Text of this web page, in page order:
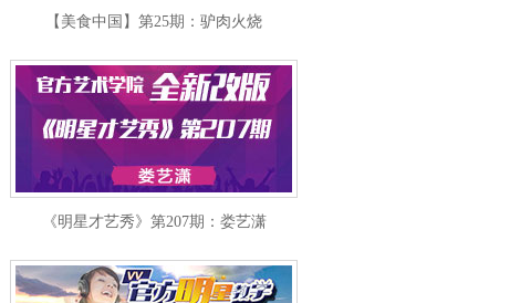
【美食中国】第25期：驴肉火烧
《明星才艺秀》第207期：娄艺潇